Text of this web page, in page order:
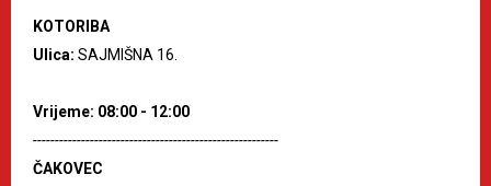
KOTORIBA
Ulica: SAJMIŠNA 16.
Vrijeme: 08:00 - 12:00
--------------------------------------------------------
ČAKOVEC